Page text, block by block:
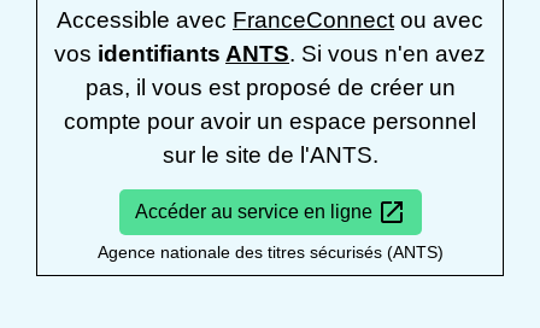
Accessible avec FranceConnect ou avec
vos identifiants ANTS. Si vous n'en avez
pas, il vous est proposé de créer un
compte pour avoir un espace personnel
sur le site de l'ANTS.
Accéder au service en ligne open_in_new
Agence nationale des titres sécurisés (ANTS)